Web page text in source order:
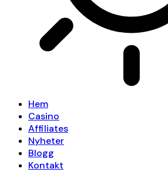
Hem
Casino
Affiliates
Nyheter
Blogg
Kontakt